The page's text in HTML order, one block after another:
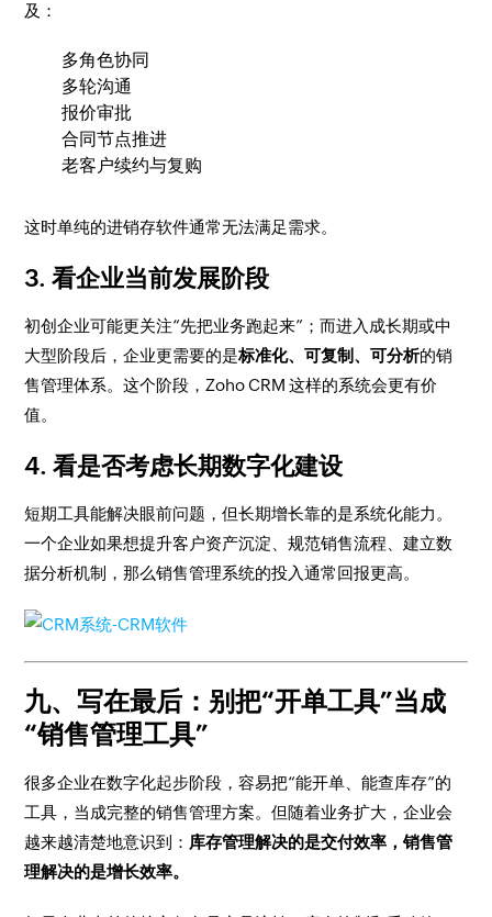
及：
多角色协同
多轮沟通
报价审批
合同节点推进
老客户续约与复购
这时单纯的进销存软件通常无法满足需求。
3. 看企业当前发展阶段
初创企业可能更关注“先把业务跑起来”；而进入成长期或中
大型阶段后，企业更需要的是标准化、可复制、可分析的销
售管理体系。这个阶段，Zoho CRM 这样的系统会更有价
值。
4. 看是否考虑长期数字化建设
短期工具能解决眼前问题，但长期增长靠的是系统化能力。
一个企业如果想提升客户资产沉淀、规范销售流程、建立数
据分析机制，那么销售管理系统的投入通常回报更高。
九、写在最后：别把“开单工具”当成
“销售管理工具”
很多企业在数字化起步阶段，容易把“能开单、能查库存”的
工具，当成完整的销售管理方案。但随着业务扩大，企业会
越来越清楚地意识到： 库存管理解决的是交付效率，销售管
理解决的是增长效率。